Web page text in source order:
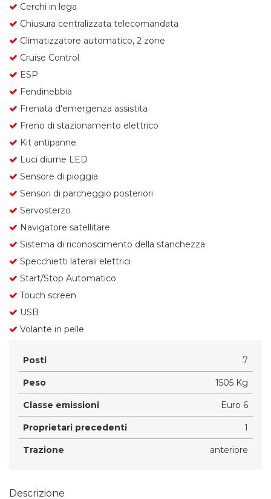
Cerchi in lega
Chiusura centralizzata telecomandata
Climatizzatore automatico, 2 zone
Cruise Control
ESP
Fendinebbia
Frenata d'emergenza assistita
Freno di stazionamento elettrico
Kit antipanne
Luci diurne LED
Sensore di pioggia
Sensori di parcheggio posteriori
Servosterzo
Navigatore satellitare
Sistema di riconoscimento della stanchezza
Specchietti laterali elettrici
Start/Stop Automatico
Touch screen
USB
Volante in pelle
Posti 7
Peso 1505 Kg
Classe emissioni Euro 6
Proprietari precedenti 1
Trazione anteriore
Descrizione